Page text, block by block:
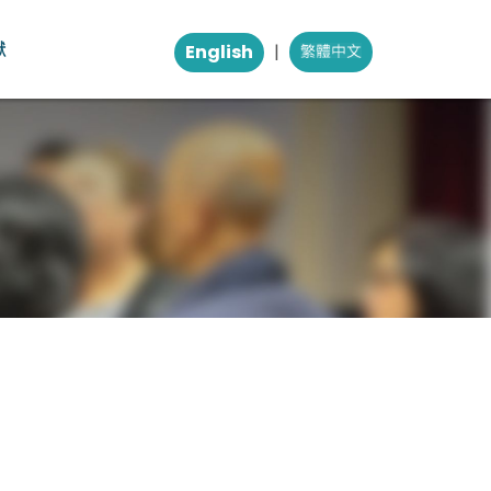
English |